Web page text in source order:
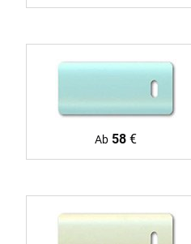
Ab 58€